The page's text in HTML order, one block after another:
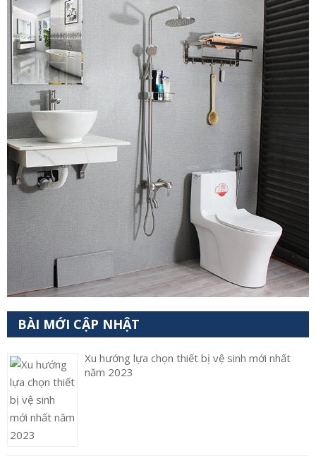
BÀI MỚI CẬP NHẬT
Xu hướng lựa chọn thiết bị vệ sinh mới nhất
năm 2023